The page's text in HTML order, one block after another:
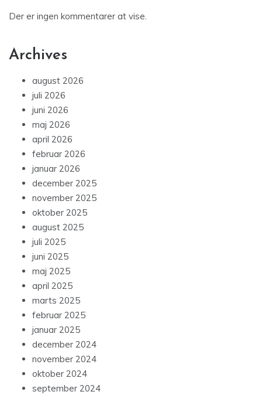
Der er ingen kommentarer at vise.
Archives
august 2026
juli 2026
juni 2026
maj 2026
april 2026
februar 2026
januar 2026
december 2025
november 2025
oktober 2025
august 2025
juli 2025
juni 2025
maj 2025
april 2025
marts 2025
februar 2025
januar 2025
december 2024
november 2024
oktober 2024
september 2024